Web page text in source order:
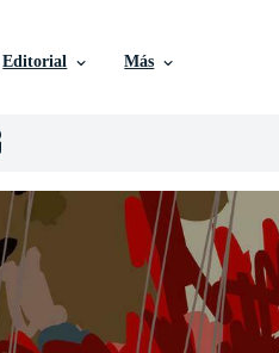
Editorial Más